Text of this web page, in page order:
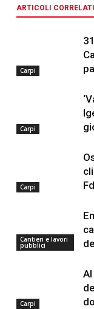
ARTICOLI CORRELATI
Carpi
Carpi
Carpi
Cantieri e lavori
pubblici
Carpi